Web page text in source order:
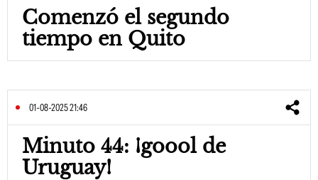
Comenzó el segundo
tiempo en Quito
01-08-2025 21:46
Minuto 44: ¡goool de
Uruguay!